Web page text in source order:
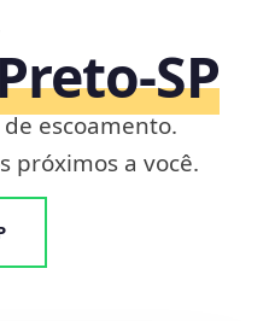
escoamento.
próximos a você.